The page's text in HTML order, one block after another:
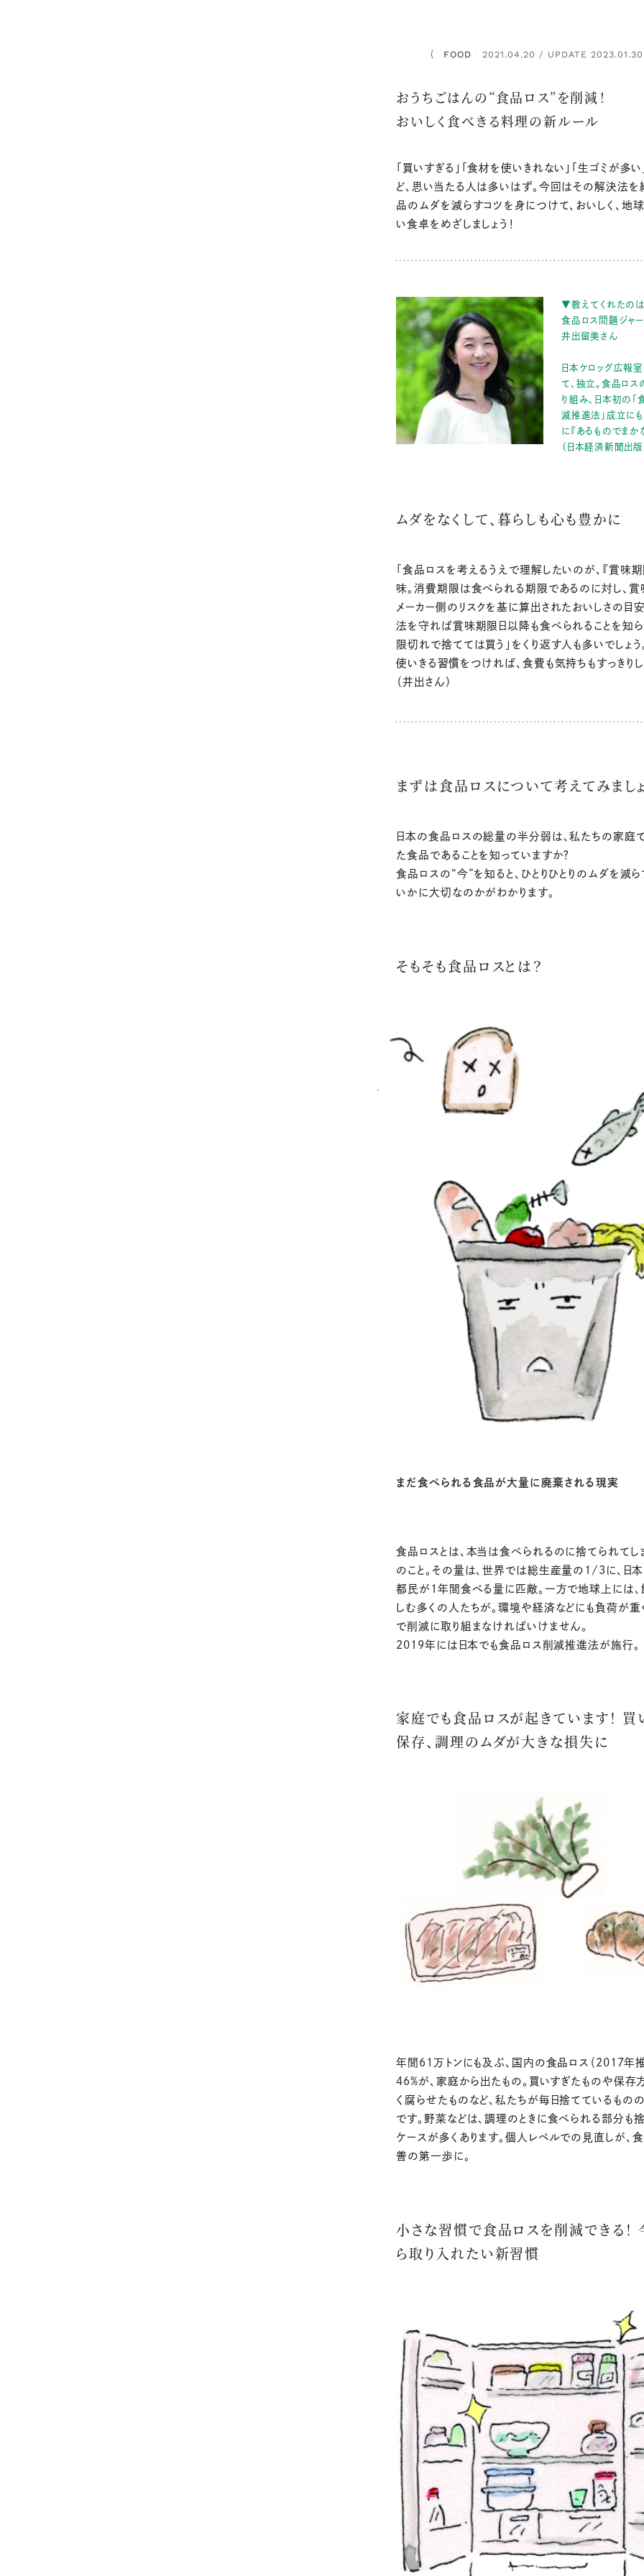
FOOD ： 2021.04.20 / UPDATE 2023.01.30
おうちごはんの“食品ロス”を削減！
おいしく食べきる料理の新ルール
「買いすぎる」「食材を使いきれない」「生ゴミが多
ど、思い当たる人は多いはず。今回はその解決法を
品のムダを減らすコツを身につけて、おいしく、地
い食卓をめざしましょう！
▼教えてくれたの
食品ロス問題ジャ
井出留美さん
日本ケロッグ広報
て、独立。食品ロ
り組み、日本初の「
減推進法」成立に
に『あるものでまか
（日本経済新聞出版
ムダをなくして、暮らしも心も豊かに
「食品ロスを考えるうえで理解したいのが、『賞味
味。消費期限は食べられる期限であるのに対し、
メーカー側のリスクを基に算出されたおいしさの目
法を守れば賞味期限日以降も食べられることを知ら
限切れで捨てては買う」をくり返す人も多いでしょ
使いきる習慣をつければ、食費も気持ちもすっきりし
（井出さん）
まずは食品ロスについて考えてみまし
日本の食品ロスの総量の半分弱は、私たちの家庭
た食品であることを知っていますか？
食品ロスの“今”を知ると、ひとりひとりのムダを減ら
いかに大切なのかがわかります。
そもそも食品ロスとは？
まだ食べられる食品が大量に廃棄される現実
食品ロスとは、本当は食べられるのに捨てられてし
のこと。その量は、世界では総生産量の1/3に、日
都民が1年間食べる量に匹敵。一方で地球上には
しむ多くの人たちが。環境や経済などにも負荷が重
で削減に取り組まなければいけません。
2019年には日本でも食品ロス削減推進法が施行。
家庭でも食品ロスが起きています！
保存、調理のムダが大きな損失に
年間61万トンにも及ぶ、国内の食品ロス（2017年
46%が、家庭から出たもの。買いすぎたものや保存
く腐らせたものなど、私たちが毎日捨てているもの
です。野菜などは、調理のときに食べられる部分も
ケースが多くあります。個人レベルでの見直しが、
善の第一歩に。
小さな習慣で食品ロスを削減できる！
ら取り入れたい新習慣